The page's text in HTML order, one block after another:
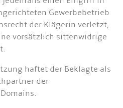
Gewerbebetrieb
der Klägerin verletzt,
vorsätzlich sittenwidrige
haftet der Beklagte als
der